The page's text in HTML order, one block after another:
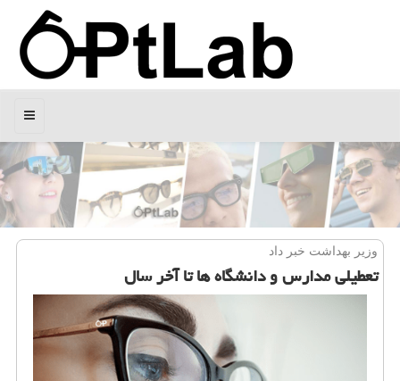
منو
وزیر بهداشت خبر داد
تعطیلی مدارس و دانشگاه ها تا آخر سال